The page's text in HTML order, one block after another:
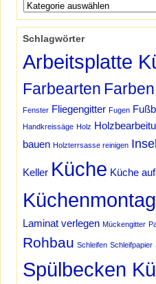
Schlagwörter
Arbeitsplatte
Farbearten Farben
Fenster Fliegengitter Fugen
Handkreissäge Holz
bauen Holzterrsasse reinigen
Keller Küche Küche
Laminat verlegen Mückengitter
Rohbau Schleifen Schleifpapier
Spülbecken